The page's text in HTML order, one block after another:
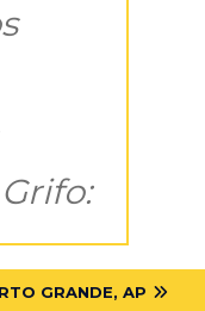
GRANDE, AP